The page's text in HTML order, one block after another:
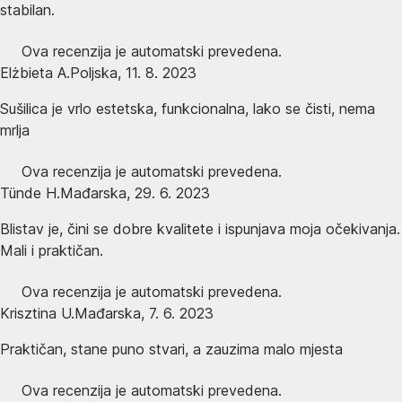
stabilan.
Ova recenzija je automatski prevedena.
Elżbieta A.Poljska, 11. 8. 2023
Sušilica je vrlo estetska, funkcionalna, lako se čisti, nema
mrlja
Ova recenzija je automatski prevedena.
Tünde H.Mađarska, 29. 6. 2023
Blistav je, čini se dobre kvalitete i ispunjava moja očekivanja.
Mali i praktičan.
Ova recenzija je automatski prevedena.
Krisztina U.Mađarska, 7. 6. 2023
Praktičan, stane puno stvari, a zauzima malo mjesta
Ova recenzija je automatski prevedena.